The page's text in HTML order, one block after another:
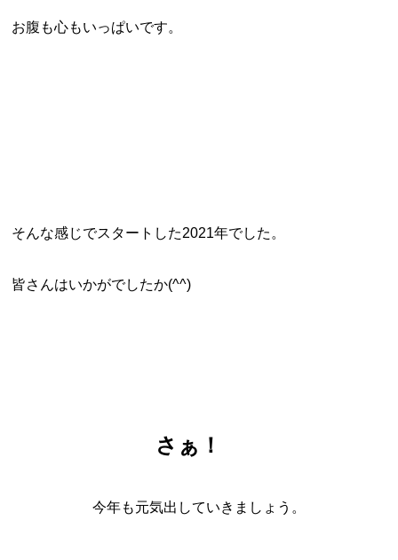
お腹も心もいっぱいです。
そんな感じでスタートした2021年でした。
皆さんはいかがでしたか(^^)
さぁ！
今年も元気出していきましょう。